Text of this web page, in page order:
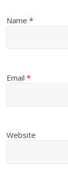
Name*
Email*
Website